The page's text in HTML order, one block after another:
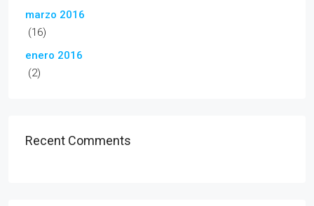
marzo 2016
(16)
enero 2016
(2)
Recent Comments